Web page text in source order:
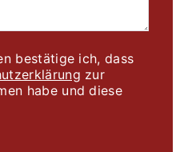
bestätige ich, dass
zur
habe und diese